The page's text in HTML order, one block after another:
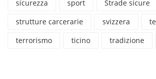
sicurezza
sport Strade sicure
strutture carcerarie
svizzera
terrorismo
ticino tradizione